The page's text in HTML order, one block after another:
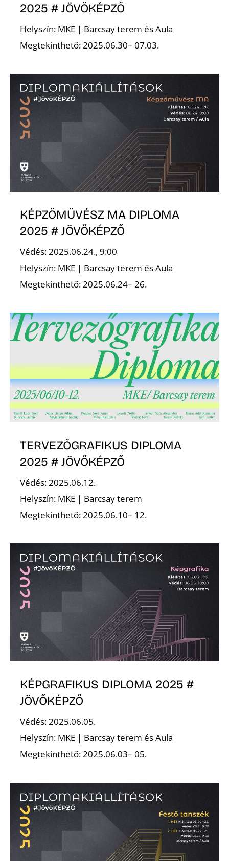
2025 # JÖVŐKÉPZŐ
Helyszín: MKE | Barcsay terem és Aula
Megtekinthető: 2025.06.30– 07.03.
KÉPZŐMŰVÉSZ MA DIPLOMA
2025 # JÖVŐKÉPZŐ
Védés: 2025.06.24., 9:00
Helyszín: MKE | Barcsay terem és Aula
Megtekinthető: 2025.06.24– 26.
TERVEZŐGRAFIKUS DIPLOMA
2025 # JÖVŐKÉPZŐ
Védés: 2025.06.12.
Helyszín: MKE | Barcsay terem
Megtekinthető: 2025.06.10– 12.
KÉPGRAFIKUS DIPLOMA 2025 #
JÖVŐKÉPZŐ
Védés: 2025.06.05.
Helyszín: MKE | Barcsay terem és Aula
Megtekinthető: 2025.06.03– 05.